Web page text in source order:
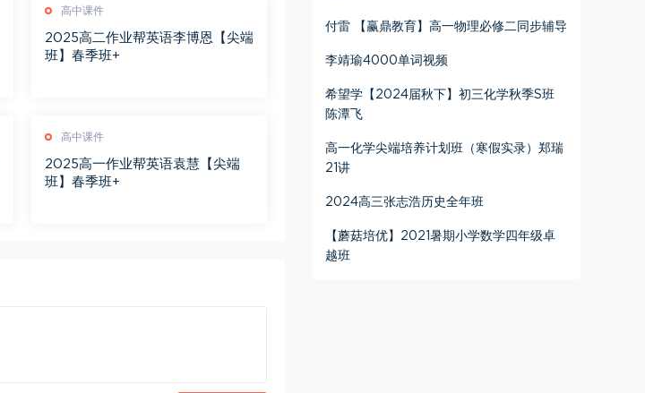
高中课件
2025高二作业帮英语李博恩【尖端
班】春季班+
高中课件
2025高一作业帮英语袁慧【尖端
班】春季班+
付雷 【赢鼎教育】高一物理必修二同步辅导
李靖瑜4000单词视频
希望学【2024届秋下】初三化学秋季S班
陈潭飞
高一化学尖端培养计划班（寒假实录）郑瑞
21讲
2024高三张志浩历史全年班
【蘑菇培优】2021暑期小学数学四年级卓
越班